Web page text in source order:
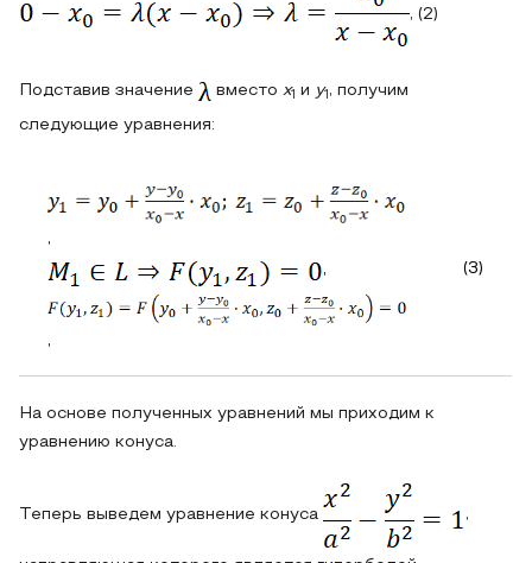
, (2)
Подставив значение вместо x и y , получим
следующие уравнения:
,
,
,
(3)
На основе полученных уравнений мы приходим к
уравнению конуса.
Теперь выведем уравнение конуса ,